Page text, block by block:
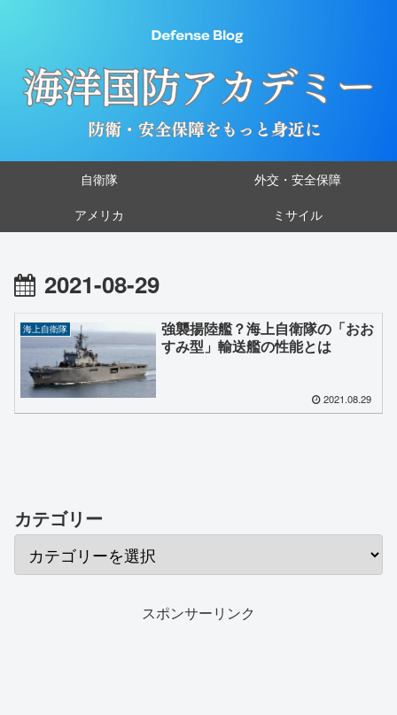
自衛隊
外交・安全保障
アメリカ
ミサイル
2021-08-29
海上自衛隊
強襲揚陸艦？海上自衛隊の「おお
すみ型」輸送艦の性能とは
2021.08.29
カテゴリー
スポンサーリンク